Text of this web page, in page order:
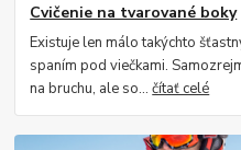
Cvičenie na tvarované boky
Existuje len málo takýchto
spaním pod viečkami.
na bruchu, ale so...čítať celé